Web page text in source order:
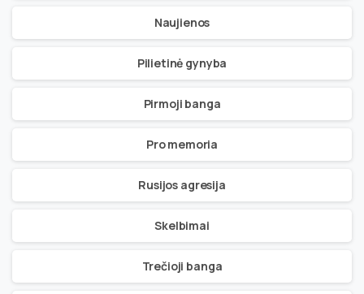
Naujienos
Pilietinė gynyba
Pirmoji banga
Pro memoria
Rusijos agresija
Skelbimai
Trečioji banga